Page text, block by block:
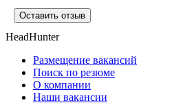
Оставить отзыв
HeadHunter
Размещение вакансий
Поиск по резюме
О компании
Наши вакансии